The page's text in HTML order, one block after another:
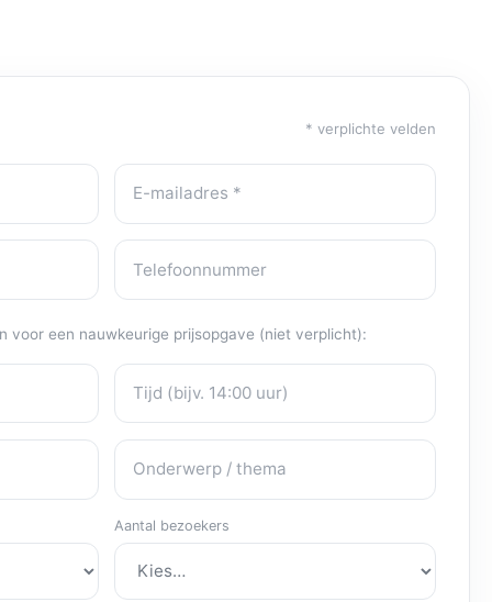
kan er direct een vrijblijvende offerte worden aangevraagd.
* verplichte velden
E-mailadres
Telefoonnummer
voor een nauwkeurige prijsopgave (niet verplicht):
Tijd
Onderwerp / thema
Aantal bezoekers